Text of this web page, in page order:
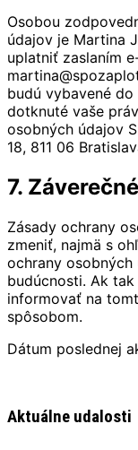
Osobou
údajov je Martina
uplatniť zaslaním
budú vybavené
dotknuté vaše
osobných údajov
18, 811 06
7.
Zásady ochrany
zmeniť, najmä s
ochrany
budúcnosti. Ak
informovať na
spôsobom.
Dátum poslednej
Aktuálne udalosti